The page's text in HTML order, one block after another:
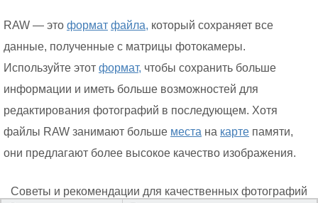
RAW — это формат файла, который сохраняет все
данные, полученные с матрицы фотокамеры.
Используйте этот формат, чтобы сохранить больше
информации и иметь больше возможностей для
редактирования фотографий в последующем. Хотя
файлы RAW занимают больше места на карте памяти,
они предлагают более высокое качество изображения.
Советы и рекомендации для качественных фотографий